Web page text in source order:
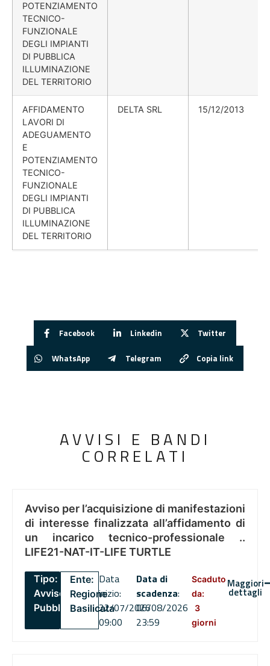
POTENZIAMENTO
TECNICO-
FUNZIONALE
DEGLI IMPIANTI
DI PUBBLICA
ILLUMINAZIONE
DEL TERRITORIO
AFFIDAMENTO
LAVORI DI
ADEGUAMENTO
E
POTENZIAMENTO
TECNICO-
FUNZIONALE
DEGLI IMPIANTI
DI PUBBLICA
ILLUMINAZIONE
DEL TERRITORIO
DELTA SRL 15/12/2013
Facebook Linkedin Twitter
WhatsApp Telegram Copia link
AVVISI E BANDI
CORRELATI
Avviso per l’acquisizione di manifestazioni
di interesse finalizzata all’affidamento di
un incarico tecnico-professionale ..
LIFE21-NAT-IT-LIFE TURTLE
Tipo:
Avviso
Pubblico
Ente:
Regione
Basilicata
Data
inizio:
22/07/2026
09:00
Data di
scadenza:
06/08/2026
23:59
Scaduto
da:
3
giorni
Maggiori
dettagli